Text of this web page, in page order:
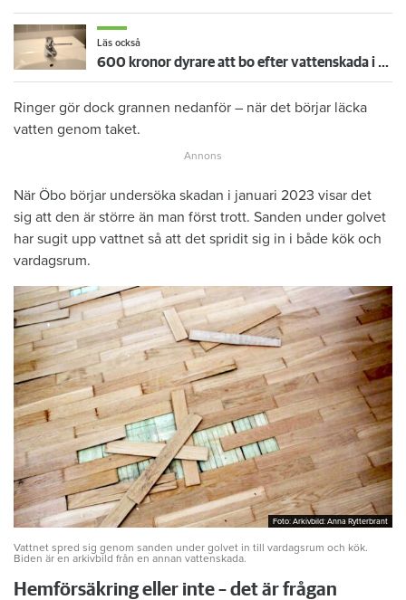
Läs också
600 kronor dyrare att bo efter vattenskada i Varberg
Ringer gör dock grannen nedanför – när det börjar läcka
vatten genom taket.
När Öbo börjar undersöka skadan i januari 2023 visar det
sig att den är större än man först trott. Sanden under golvet
har sugit upp vattnet så att det spridit sig in i både kök och
vardagsrum.
Foto: Arkivbild: Anna Rytterbrant
Foto: Arkivbild: Anna Rytterbrant
Vattnet spred sig genom sanden under golvet in till vardagsrum och kök.
Biden är en arkivbild från en annan vattenskada.
Hemförsäkring eller inte – det är frågan